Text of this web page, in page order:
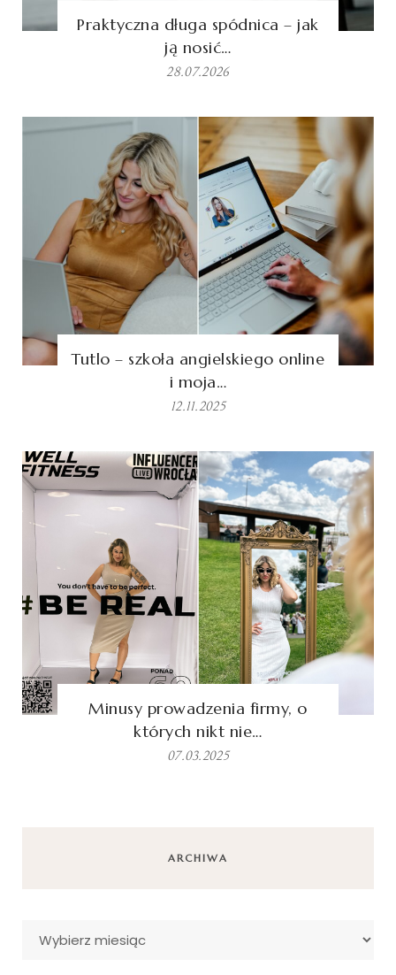
Praktyczna długa spódnica – jak
ją nosić…
28.07.2026
Tutlo – szkoła angielskiego online
i moja…
12.11.2025
Minusy prowadzenia firmy, o
których nikt nie…
07.03.2025
ARCHIWA